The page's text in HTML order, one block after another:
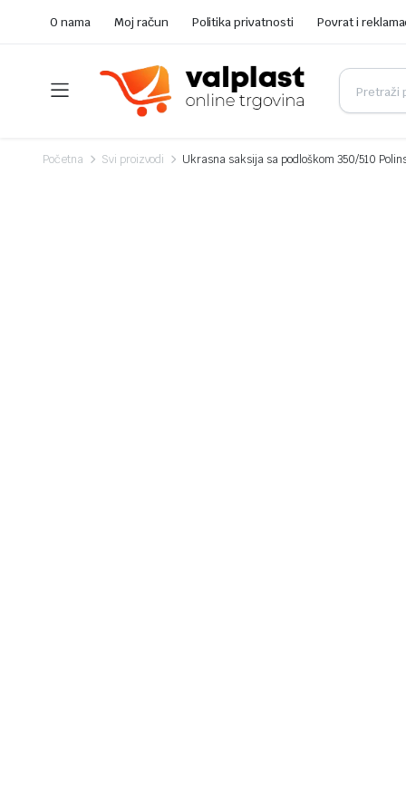
O nama Moj račun Politika privatnosti Povrat i
Početna Svi proizvodi Ukrasna saksija sa podloškom 350/510